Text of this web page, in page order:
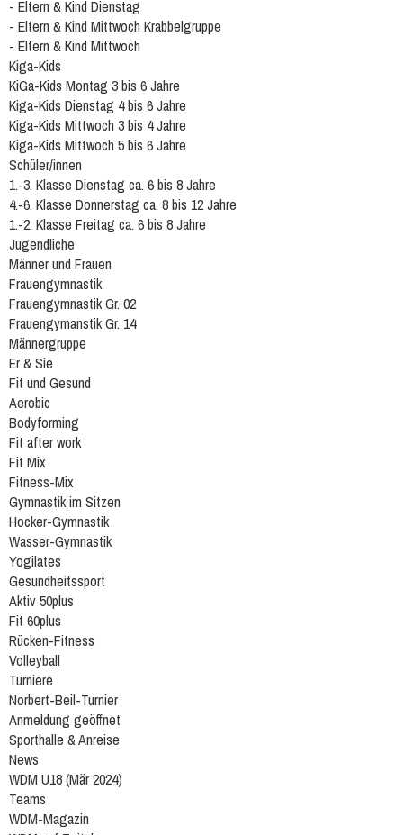
- Eltern & Kind Dienstag
- Eltern & Kind Mittwoch Krabbelgruppe
- Eltern & Kind Mittwoch
Kiga-Kids
KiGa-Kids Montag 3 bis 6 Jahre
Kiga-Kids Dienstag 4 bis 6 Jahre
Kiga-Kids Mittwoch 3 bis 4 Jahre
Kiga-Kids Mittwoch 5 bis 6 Jahre
Schüler/innen
1.-3. Klasse Dienstag ca. 6 bis 8 Jahre
4.-6. Klasse Donnerstag ca. 8 bis 12 Jahre
1.-2. Klasse Freitag ca. 6 bis 8 Jahre
Jugendliche
Männer und Frauen
Frauengymnastik
Frauengymnastik Gr. 02
Frauengymanstik Gr. 14
Männergruppe
Er & Sie
Fit und Gesund
Aerobic
Bodyforming
Fit after work
Fit Mix
Fitness-Mix
Gymnastik im Sitzen
Hocker-Gymnastik
Wasser-Gymnastik
Yogilates
Gesundheitssport
Aktiv 50plus
Fit 60plus
Rücken-Fitness
Volleyball
Turniere
Norbert-Beil-Turnier
Anmeldung geöffnet
Sporthalle & Anreise
News
WDM U18 (Mär 2024)
Teams
WDM-Magazin